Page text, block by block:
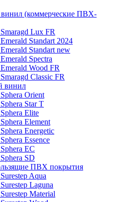
(коммерческие ПВХ-
Lux FR
Standart 2024
Standart new
Spectra
Wood FR
Classic FR
винил
Orient
Star T
Elite
Element
Energetic
Essence
EC
SD
ПВХ покрытия
Aqua
Laguna
Material